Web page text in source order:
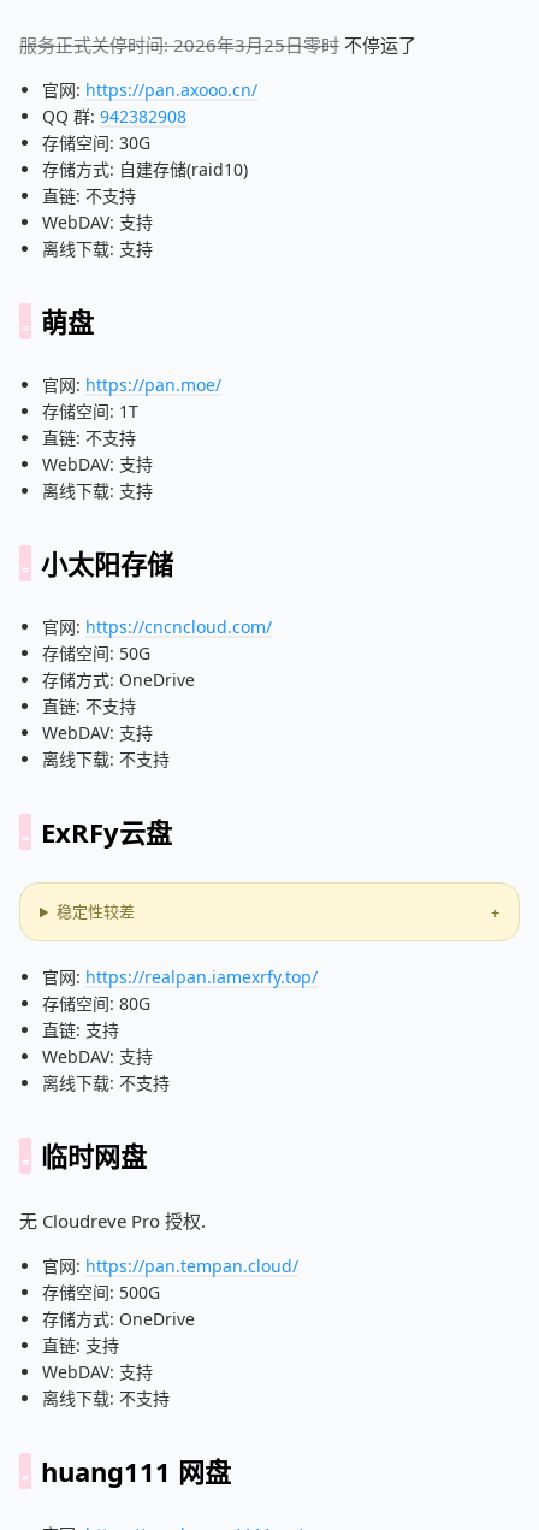
服务正式关停时间: 2026年3月25日零时 不停运了
官网: https://pan.axooo.cn/
QQ 群: 942382908
存储空间: 30G
存储方式: 自建存储(raid10)
直链: 不支持
WebDAV: 支持
离线下载: 支持
萌盘
官网: https://pan.moe/
存储空间: 1T
直链: 不支持
WebDAV: 支持
离线下载: 支持
小太阳存储
官网: https://cncncloud.com/
存储空间: 50G
存储方式: OneDrive
直链: 不支持
WebDAV: 支持
离线下载: 不支持
ExRFy云盘
稳定性较差
官网: https://realpan.iamexrfy.top/
存储空间: 80G
直链: 支持
WebDAV: 支持
离线下载: 不支持
临时网盘
无 Cloudreve Pro 授权.
官网: https://pan.tempan.cloud/
存储空间: 500G
存储方式: OneDrive
直链: 支持
WebDAV: 支持
离线下载: 不支持
huang111 网盘